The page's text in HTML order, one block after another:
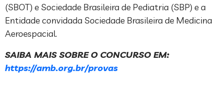
(SBOT) e Sociedade Brasileira de Pediatria (SBP) e a
Entidade convidada Sociedade Brasileira de Medicina
Aeroespacial.
SAIBA MAIS SOBRE O CONCURSO EM:
https://amb.org.br/provas